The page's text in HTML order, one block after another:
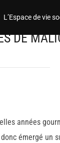
L’Espace de vie
DE
années
émergé